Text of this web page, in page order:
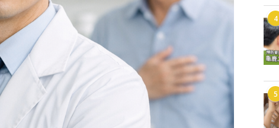
4
5